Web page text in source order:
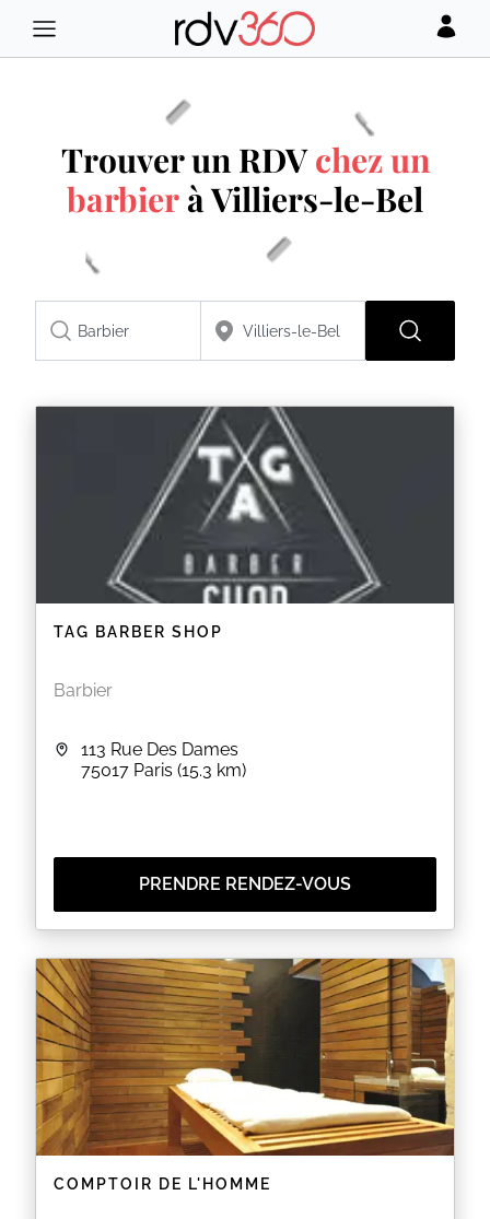
Trouver un RDVchez un
barbierà Villiers-le-Bel
TAG BARBER SHOP
Barbier
113 Rue Des Dames
75017 Paris (15.3 km)
PRENDRE RENDEZ-VOUS
COMPTOIR DE L'HOMME